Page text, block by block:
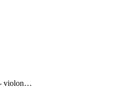
- violon…